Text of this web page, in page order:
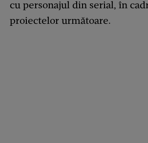
cu personajul din serial, în
proiectelor următoare.